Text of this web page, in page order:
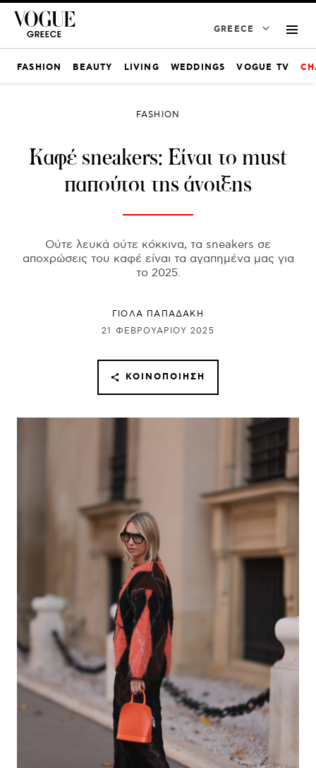
GREECE
FASHION BEAUTY LIVING WEDDINGS VOGUE TV
FASHION
Καφέ sneakers: Είναι το must
παπούτσι της άνοιξης
Ούτε λευκά ούτε κόκκινα, τα sneakers σε
αποχρώσεις του καφέ είναι τα αγαπημένα μας για
το 2025.
ΓΙΌΛΑ ΠΑΠΑΔΆΚΗ
21 ΦΕΒΡΟΥΑΡΊΟΥ 2025
ΚΟΙΝΟΠΟΊΗΣΗ